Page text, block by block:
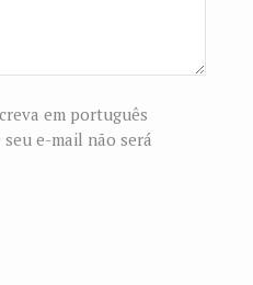
em português
seu e-mail não será